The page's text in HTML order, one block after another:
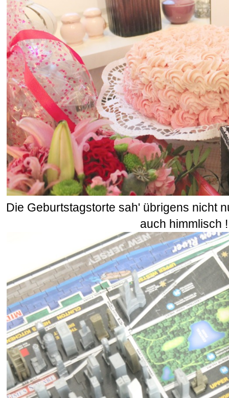
Die Geburtstagstorte sah' übrigens nicht
auch himmlisch !